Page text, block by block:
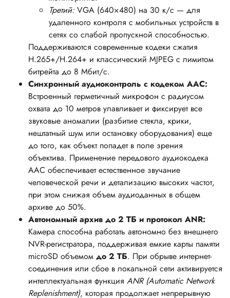
Третий: VGA (640×480) на 30 к/с — для
удаленного контроля с мобильных устройств в
сетях со слабой пропускной способностью.
Поддерживаются современные кодеки сжатия
H.265+/H.264+ и классический MJPEG с лимитом
битрейта до 8 Мбит/с.
Синхронный аудиоконтроль с кодеком AAC:
Встроенный герметичный микрофон с радиусом
охвата до 10 метров улавливает и фиксирует все
звуковые аномалии (разбитие стекла, крики,
нештатный шум или остановку оборудования) еще
до того, как объект попадет в поле зрения
объектива. Применение передового аудиокодека
AAC обеспечивает естественное звучание
человеческой речи и детализацию высоких частот,
при этом снижая объем аудиоданных в общем
архиве до 50%.
Автономный архив до 2 ТБ и протокол ANR:
Камера способна работать автономно без внешнего
NVR-регистратора, поддерживая емкие карты памяти
microSD объемом до 2 ТБ. При обрыве интернет-
соединения или сбое в локальной сети активируется
интеллектуальная функция ANR (Automatic Network
Replenishment), которая продолжает непрерывную